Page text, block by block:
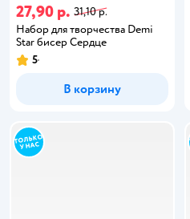
27,90 р. 31,10 р.
Набор для творчества Demi
Star бисер Сердце
5
В корзину